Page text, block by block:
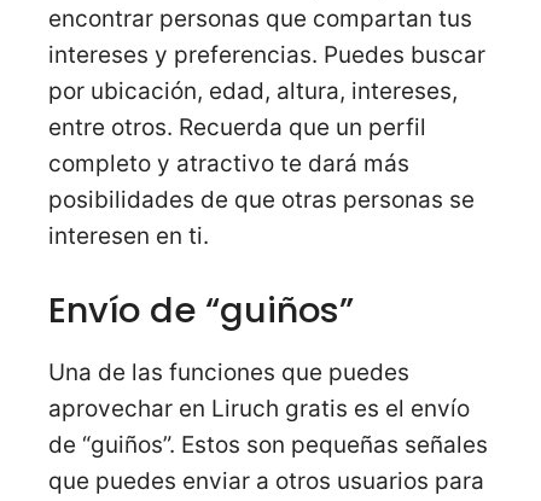
encontrar personas que compartan tus
intereses y preferencias. Puedes buscar
por ubicación, edad, altura, intereses,
entre otros. Recuerda que un perfil
completo y atractivo te dará más
posibilidades de que otras personas se
interesen en ti.
Envío de “guiños”
Una de las funciones que puedes
aprovechar en Liruch gratis es el envío
de “guiños”. Estos son pequeñas señales
que puedes enviar a otros usuarios para